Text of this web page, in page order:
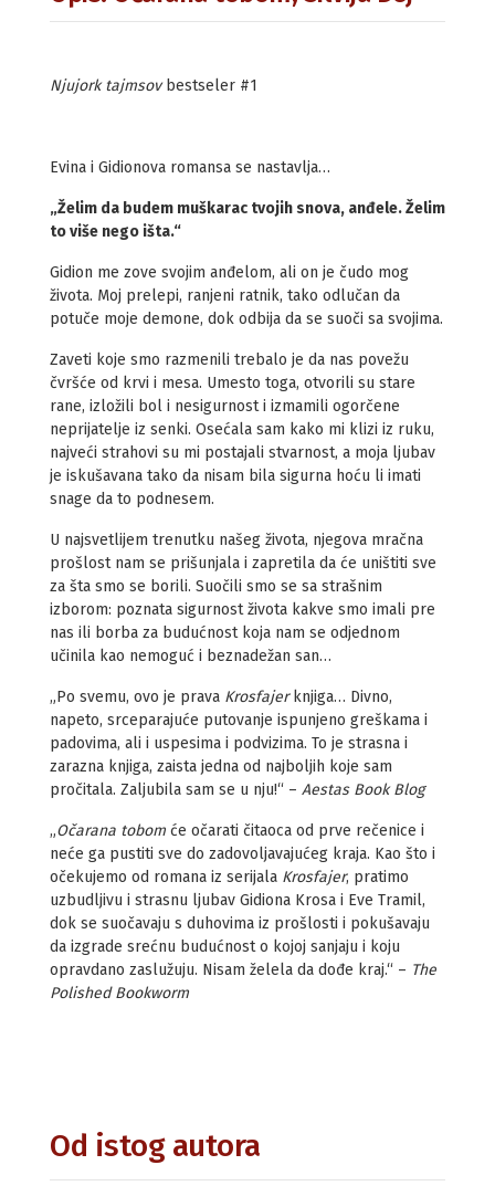
Njujork tajmsovbestseler #1
Evina i Gidionova romansa se nastavlja…
„Želim da budem muškarac tvojih snova, anđele. Želim
to više nego išta.“
Gidion me zove svojim anđelom, ali on je čudo mog
života. Moj prelepi, ranjeni ratnik, tako odlučan da
potuče moje demone, dok odbija da se suoči sa svojima.
Zaveti koje smo razmenili trebalo je da nas povežu
čvršće od krvi i mesa. Umesto toga, otvorili su stare
rane, izložili bol i nesigurnost i izmamili ogorčene
neprijatelje iz senki. Osećala sam kako mi klizi iz ruku,
najveći strahovi su mi postajali stvarnost, a moja ljubav
je iskušavana tako da nisam bila sigurna hoću li imati
snage da to podnesem.
U najsvetlijem trenutku našeg života, njegova mračna
prošlost nam se prišunjala i zapretila da će uništiti sve
za šta smo se borili. Suočili smo se sa strašnim
izborom: poznata sigurnost života kakve smo imali pre
nas ili borba za budućnost koja nam se odjednom
učinila kao nemoguć i beznadežan san…
„Po svemu, ovo je prava Krosfajerknjiga… Divno,
napeto, srceparajuće putovanje ispunjeno greškama i
padovima, ali i uspesima i podvizima. To je strasna i
zarazna knjiga, zaista jedna od najboljih koje sam
pročitala. Zaljubila sam se u nju!“ – Aestas Book Blog
„Očarana tobom će očarati čitaoca od prve rečenice i
neće ga pustiti sve do zadovoljavajućeg kraja. Kao što i
očekujemo od romana iz serijala Krosfajer, pratimo
uzbudljivu i strasnu ljubav Gidiona Krosa i Eve Tramil,
dok se suočavaju s duhovima iz prošlosti i pokušavaju
da izgrade srećnu budućnost o kojoj sanjaju i koju
opravdano zaslužuju. Nisam želela da dođe kraj.“ – The
Polished Bookworm
Od istog autora